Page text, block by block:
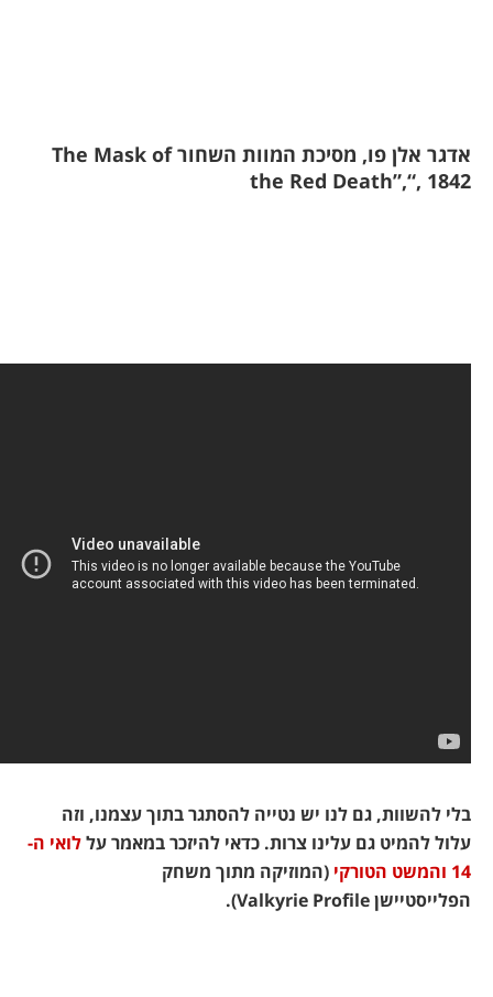
אדגר אלן פו, מסיכת המוות השחורThe Mask of
the Red Death”, “, 1842
בלי להשוות, גם לנו יש נטייה להסתגר בתוך עצמנו, וזה
עלול להמיט גם עלינו צרות. כדאי להיזכר במאמר עללואי ה-
14 והמשט הטורקי
(המוזיקה מתוך משחק
הפלייסטיישן Valkyrie Profile).